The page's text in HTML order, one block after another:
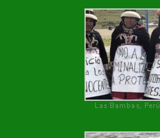
Las Bambas, Perú